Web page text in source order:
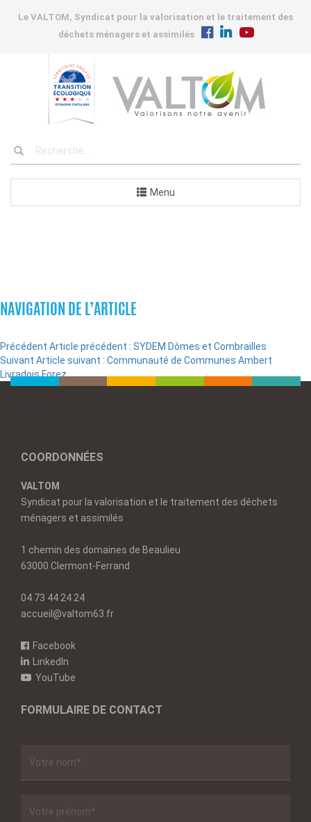
Le VALTOM, Syndicat pour la valorisation et le traitement des
déchets ménagers et assimilés
Menu
NAVIGATION DE L’ARTICLE
Précédent Article précédent : SYDEM Dômes et Combrailles
Suivant Article suivant : Communauté de Communes Ambert
Livradois Forez
COORDONNÉES
VALTOM
Syndicat pour la valorisation et le traitement des déchets
ménagers et assimilés
1 chemin des domaines de Beaulieu
63000 Clermont-Ferrand
04 73 44 24 24
accueil@valtom63.fr
Facebook
LinkedIn
YouTube
FORMULAIRE DE CONTACT